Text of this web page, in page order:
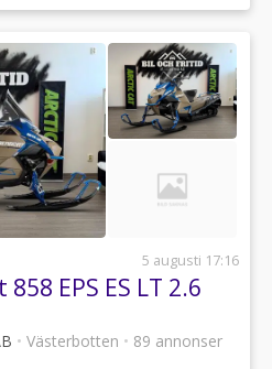
5 augusti 17:16
EPS ES LT 2.6
• Västerbotten • 89 annonser